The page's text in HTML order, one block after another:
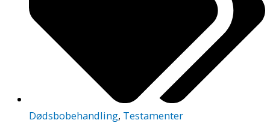
Dødsbobehandling, Testamenter